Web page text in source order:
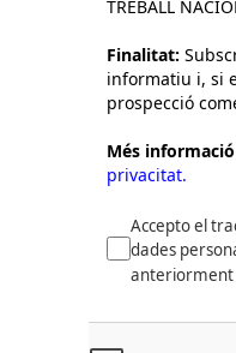
TREBALL
Finalitat:
informatiu i, si
prospecció
Més
privacitat.
Accepto el
dades
anteriorment